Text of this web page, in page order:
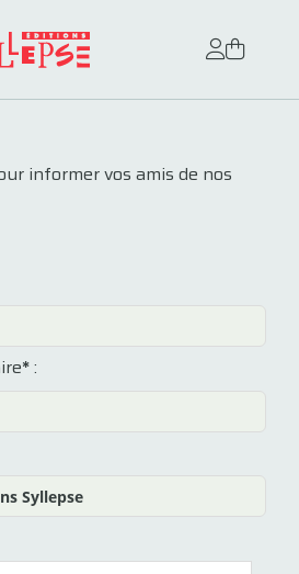
informer vos amis de nos
*: